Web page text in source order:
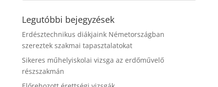
Legutóbbi bejegyzések
Erdésztechnikus diákjaink Németországban
szereztek szakmai tapasztalatokat
Sikeres műhelyiskolai vizsga az erdőművelő
részszakmán